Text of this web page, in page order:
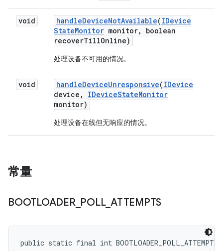
void handleDeviceNotAvailable(IDevice
StateMonitor monitor,
boolean
recoverTillOnline)
处理设备不可用的情况。
void handleDeviceUnresponsive(IDevice
device , IDeviceStateMonitor
monitor)
处理设备在线但无响应的情况。
常量
BOOTLOADER_ POLL_ ATTEMPTS
public static final int BOOTLOADER_POLL_ATTEMPTS